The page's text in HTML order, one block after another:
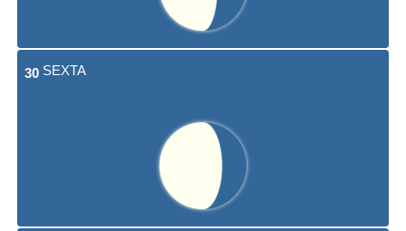
30 SEXTA